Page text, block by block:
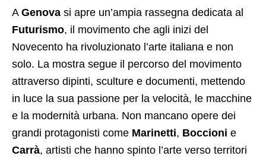
A Genova si apre un’ampia rassegna dedicata al
Futurismo, il movimento che agli inizi del
Novecento ha rivoluzionato l’arte italiana e non
solo. La mostra segue il percorso del movimento
attraverso dipinti, sculture e documenti, mettendo
in luce la sua passione per la velocità, le macchine
e la modernità urbana. Non mancano opere dei
grandi protagonisti come Marinetti, Boccioni e
Carrà, artisti che hanno spinto l’arte verso territori